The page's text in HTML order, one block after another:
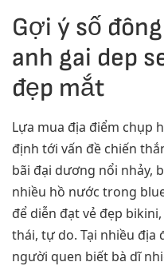
Gợi ý số
anh gai dep
đẹp mắt
Lựa mua địa điểm chụp
định tới vấn đề chiến
bãi đại dương nổi nhảy,
nhiều hồ nước trong
để diễn đạt vẻ đẹp
thái, tự do. Tại nhiều địa
người quen biết bà dĩ